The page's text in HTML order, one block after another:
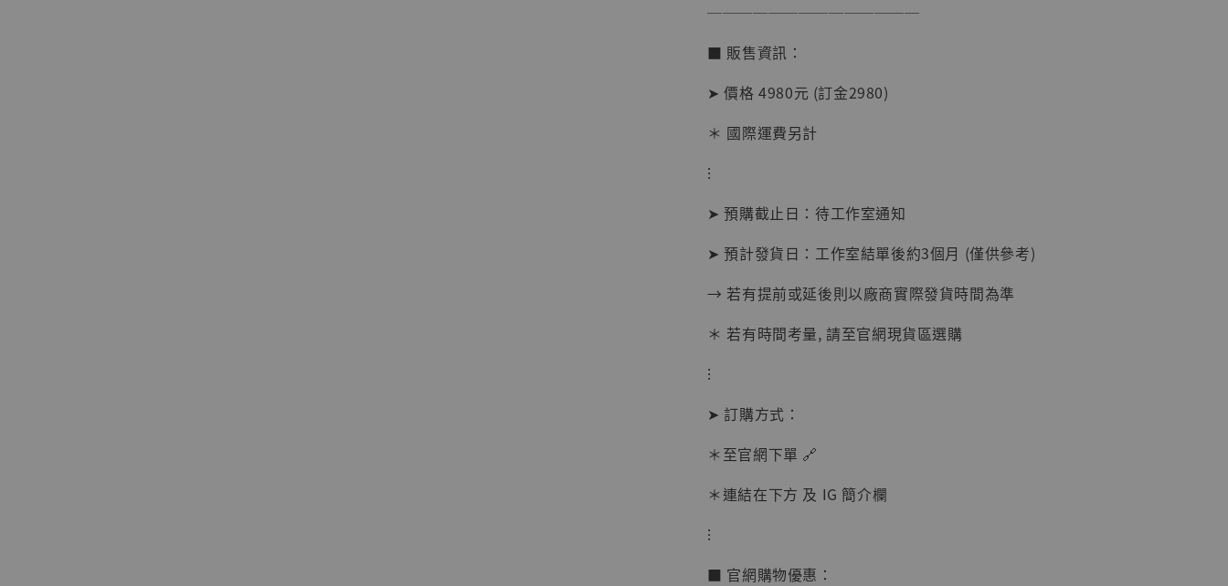
系列蒐藏雕像 布魯
克達摩 [7STARS
Studio]
NT$ 1,500
-
加購優惠【讓子彈飛 鵝城縣長 張麻子 [BK01]】
【現貨】
彈飛 鵝城縣長 張麻
──────────────
■ 販售資訊：
➤ 價格 4980元 (訂金2980)
＊ 國際運費另計
⁝
➤ 預購截止日：待工作室通知
➤ 預計發貨日：工作室結單後約3個月 (僅供參考)
→ 若有提前或延後則以廠商實際發貨時間為準
＊ 若有時間考量, 請至官網現貨區選購
⁝
➤ 訂購方式：
＊至官網下單 🔗
＊連結在下方 及 IG 簡介欄
⁝
■ 官網購物優惠：